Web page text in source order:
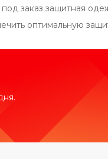
заказ защитная
оптимальную